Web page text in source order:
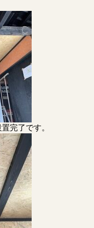
完了です。